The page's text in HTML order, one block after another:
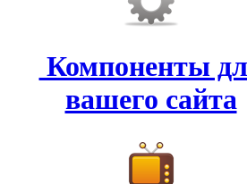
Компоненты
вашего сайта